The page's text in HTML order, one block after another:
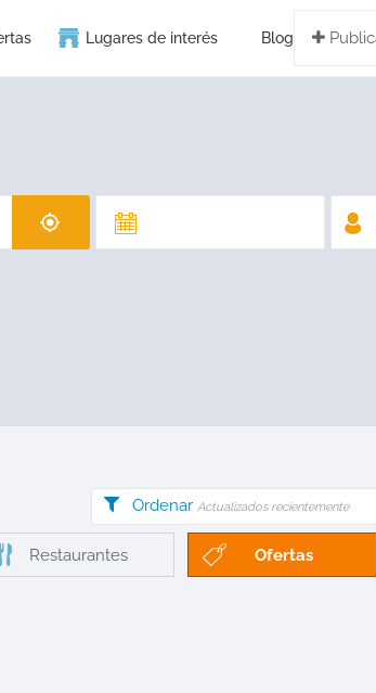
Lugares de interés Blog
Ordenar Actualizados recientemente
Restaurantes Ofertas